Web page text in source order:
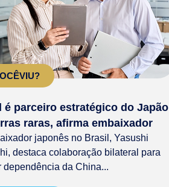
é parceiro estratégico do Japão
raras, afirma embaixador
japonês no Brasil, Yasushi
destaca colaboração bilateral para
dependência da China...